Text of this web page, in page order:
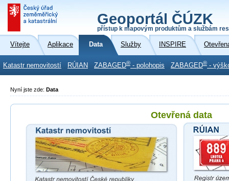
Geoportál ČÚZK
přístup k mapovým produktům a službám
Vítejte Aplikace Data Služby INSPIRE
Katastr nemovitostí RÚIAN ZABAGED® - polohopis ZABAGED® -
Nyní jste zde: Data
Otevřená data